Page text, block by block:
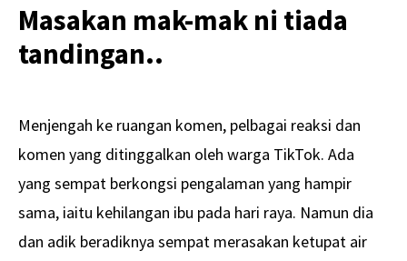
Masakan mak-mak ni tiada
tandingan..
Menjengah ke ruangan komen, pelbagai reaksi dan
komen yang ditinggalkan oleh warga TikTok. Ada
yang sempat berkongsi pengalaman yang hampir
sama, iaitu kehilangan ibu pada hari raya. Namun dia
dan adik beradiknya sempat merasakan ketupat air